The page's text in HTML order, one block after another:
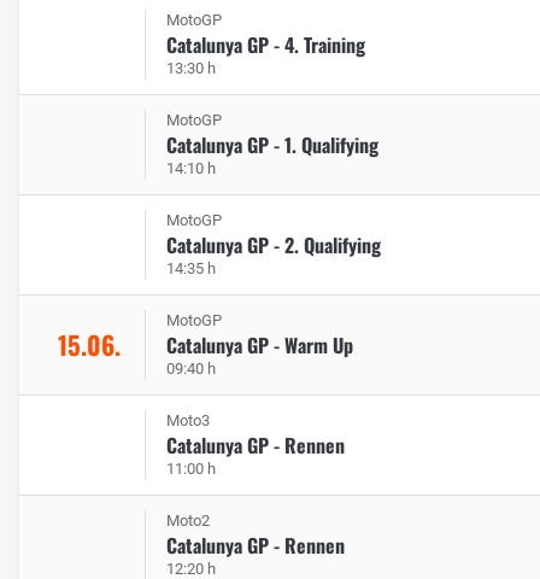
MotoGP
Catalunya GP - 4. Training
13:30 h
MotoGP
Catalunya GP - 1. Qualifying
14:10 h
MotoGP
Catalunya GP - 2. Qualifying
14:35 h
15.06.
MotoGP
Catalunya GP - Warm Up
09:40 h
Moto3
Catalunya GP - Rennen
11:00 h
Moto2
Catalunya GP - Rennen
12:20 h